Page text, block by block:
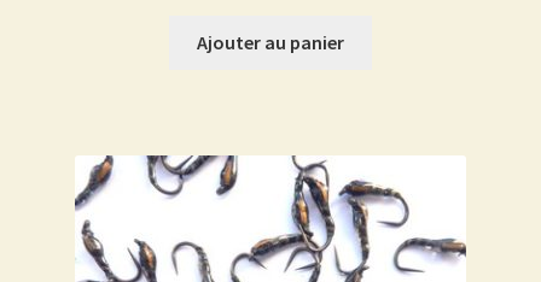
Ajouter au panier